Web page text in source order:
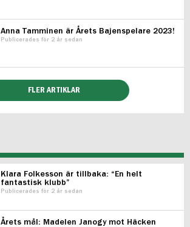
Anna Tamminen är Årets Bajenspelare 2023!
Publicerades för 2 år sedan
FLER ARTIKLAR
Klara Folkesson är tillbaka: “En helt
fantastisk klubb”
Publicerades för 2 år sedan
Årets mål: Madelen Janogy mot Häcken